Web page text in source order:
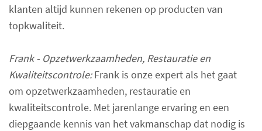
klanten altijd kunnen rekenen op producten van
topkwaliteit.
Frank - Opzetwerkzaamheden, Restauratie en
Kwaliteitscontrole:Frank is onze expert als het gaat
om opzetwerkzaamheden, restauratie en
kwaliteitscontrole. Met jarenlange ervaring en een
diepgaande kennis van het vakmanschap dat nodig is